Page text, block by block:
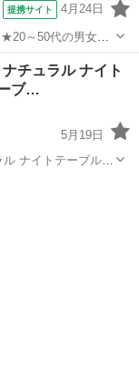
提携サイト 4月24日
～50代の男女活
カー通勤OK！無料
》 人気の工
チュラル ナイト
ブ…
5月19日